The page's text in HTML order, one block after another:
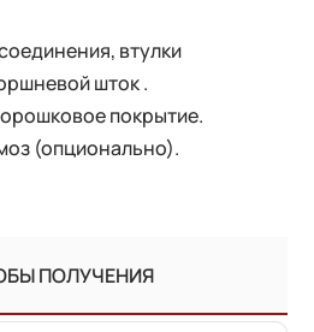
втулки
шток .
покрытие.
(опционально).
ПОЛУЧЕНИЯ